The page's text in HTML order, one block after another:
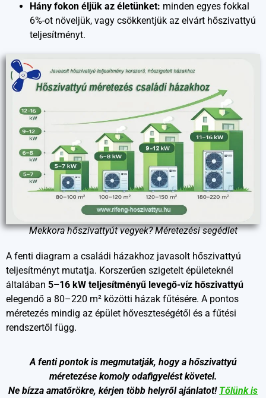
Hány fokon éljük az életünket: minden egyes fokkal
6%-ot növeljük, vagy csökkentjük az elvárt hőszivattyú
teljesítményt.
Mekkora hőszivattyút vegyek? Méretezési segédlet
A fenti diagram a családi házakhoz javasolt hőszivattyú
teljesítményt mutatja. Korszerűen szigetelt épületeknél
általában 5–16 kW teljesítményű levegő-víz hőszivattyú
elegendő a 80–220 m² közötti házak fűtésére. A pontos
méretezés mindig az épület hőveszteségétől és a fűtési
rendszertől függ.
A fenti pontok is megmutatják, hogy a hőszivattyú
méretezése komoly odafigyelést követel.
Ne bízza amatőrökre, kérjen több helyről ajánlatot! Tőlünk is